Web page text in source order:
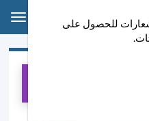
دعم
للحصول على